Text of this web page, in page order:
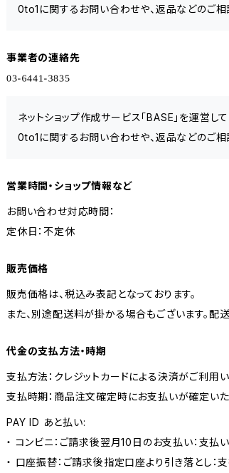
0to1に関するお問い合わせや、返品などのご相
事業者の連絡先
ネットショップ作成サービス「BASE」を運営
0to1に関するお問い合わせや、返品などのご相
営業時間・ショップ情報など
お問い合わせ対応時間：
定休日：不定休
販売価格
販売価格は、税込み表記となっております。
また、別途配送料が掛かる場合もございます。配
代金の支払方法・時期
支払方法：クレジットカードによる決済がご利用い
支払時期：商品注文確定時にお支払いが確定いた
PAY ID あと払い:
・ コンビニ：ご請求後翌月10日のお支払い：支払
・ 口座振替：ご請求後指定口座より引き落とし：